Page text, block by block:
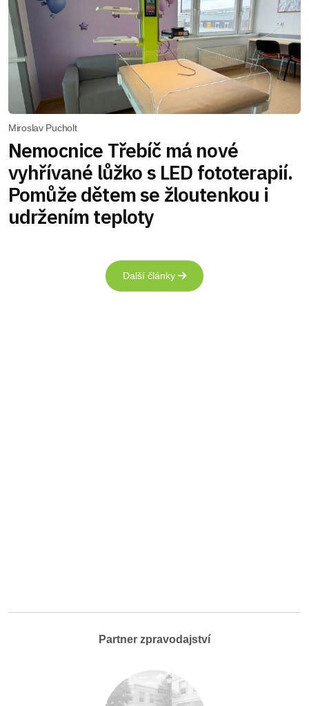
Miroslav Pucholt
Nemocnice Třebíč má nové
vyhřívané lůžko s LED fototerapií.
Pomůže dětem se žloutenkou i
udržením teploty
Další články
Partner zpravodajství